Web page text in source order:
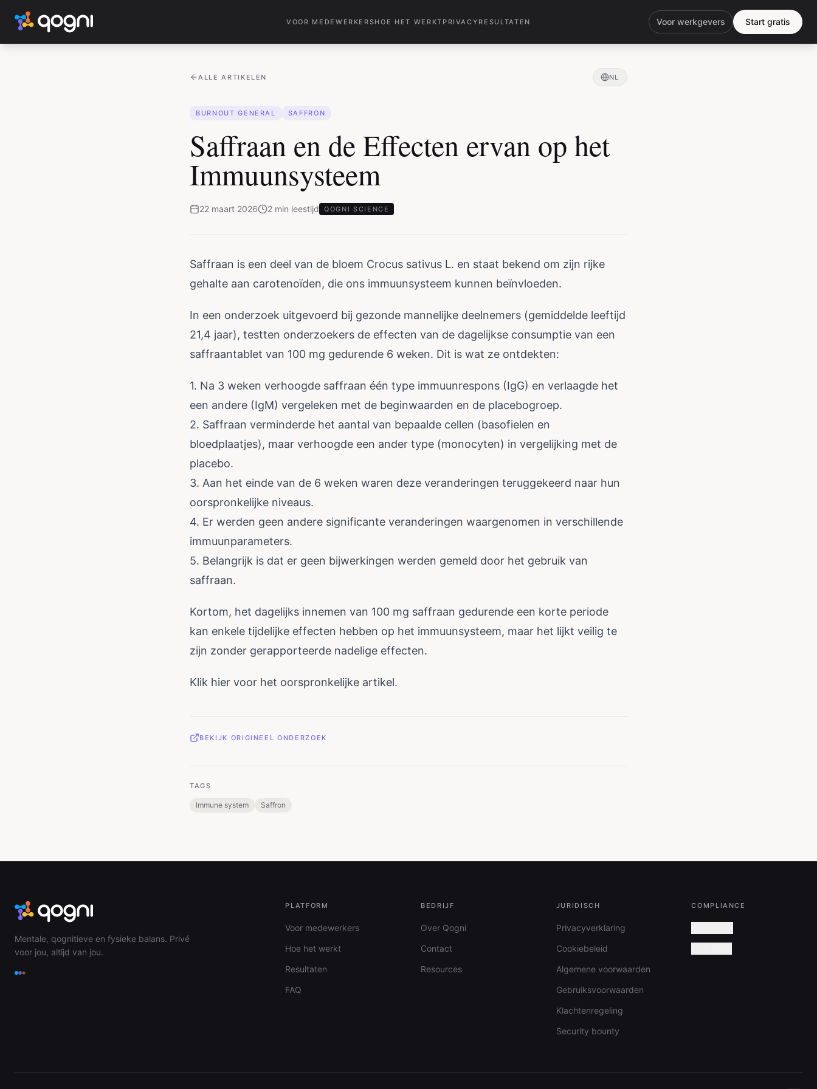
VOOR MEDEWERKERSHOE HET WERKT PRIVACY RESULTATEN Voor werkgevers Start gratis
ALLE ARTIKELEN NL
BURNOUT GENERAL SAFFRON
Saffraan en de Effecten ervan op het
Immuunsysteem
22 maart 2026 2 min leestijd QOGNI SCIENCE
Saffraan is een deel van de bloem Crocus sativus L. en staat bekend om zijn rijke
gehalte aan carotenoïden, die ons immuunsysteem kunnen beïnvloeden.
In een onderzoek uitgevoerd bij gezonde mannelijke deelnemers (gemiddelde leeftijd
21,4 jaar), testten onderzoekers de effecten van de dagelijkse consumptie van een
saffraantablet van 100 mg gedurende 6 weken. Dit is wat ze ontdekten:
1. Na 3 weken verhoogde saffraan één type immuunrespons (IgG) en verlaagde het
een andere (IgM) vergeleken met de beginwaarden en de placebogroep.
2. Saffraan verminderde het aantal van bepaalde cellen (basofielen en
bloedplaatjes), maar verhoogde een ander type (monocyten) in vergelijking met de
placebo.
3. Aan het einde van de 6 weken waren deze veranderingen teruggekeerd naar hun
oorspronkelijke niveaus.
4. Er werden geen andere significante veranderingen waargenomen in verschillende
immuunparameters.
5. Belangrijk is dat er geen bijwerkingen werden gemeld door het gebruik van
saffraan.
Kortom, het dagelijks innemen van 100 mg saffraan gedurende een korte periode
kan enkele tijdelijke effecten hebben op het immuunsysteem, maar het lijkt veilig te
zijn zonder gerapporteerde nadelige effecten.
Klik hier voor het oorspronkelijke artikel.
BEKIJK ORIGINEEL ONDERZOEK
TAGS
Immune system Saffron
Mentale, qognitieve en fysieke balans. Privé
voor jou, altijd van jou.
PLATFORM
Voor medewerkers
Hoe het werkt
Resultaten
FAQ
BEDRIJF
Over Qogni
Contact
Resources
JURIDISCH
Privacyverklaring
Cookiebeleid
Algemene voorwaarden
Gebruiksvoorwaarden
Klachtenregeling
Security bounty
COMPLIANCE